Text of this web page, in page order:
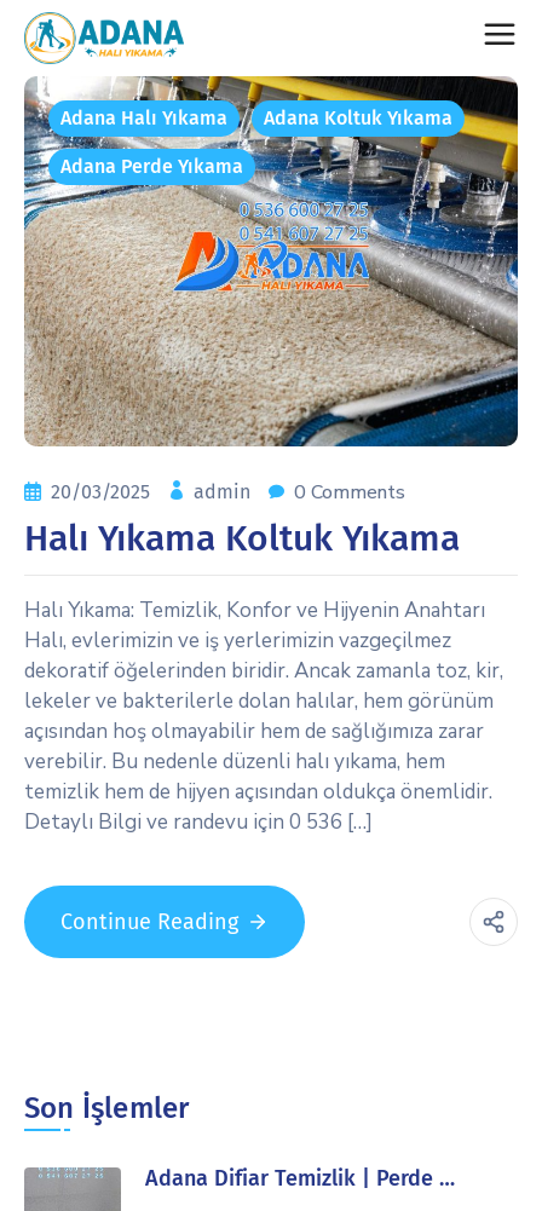
Adana Halı Yıkama Adana Koltuk Yıkama
Adana Perde Yıkama
20/03/2025 admin 0 Comments
Halı Yıkama Koltuk Yıkama
Halı Yıkama: Temizlik, Konfor ve Hijyenin Anahtarı
Halı, evlerimizin ve iş yerlerimizin vazgeçilmez
dekoratif öğelerinden biridir. Ancak zamanla toz, kir,
lekeler ve bakterilerle dolan halılar, hem görünüm
açısından hoş olmayabilir hem de sağlığımıza zarar
verebilir. Bu nedenle düzenli halı yıkama, hem
temizlik hem de hijyen açısından oldukça önemlidir.
Detaylı Bilgi ve randevu için 0 536 […]
Continue Reading
Son İşlemler
Adana Difiar Temizlik | Perde …